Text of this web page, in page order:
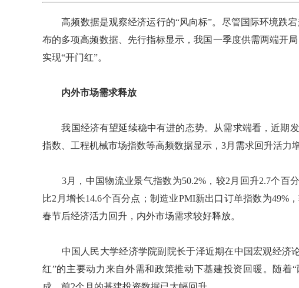
高频数据是观察经济运行的“风向标”。尽管国际环境跌宕
布的多项高频数据、先行指标显示，我国一季度供需两端开
实现“开门红”。
内外市场需求释放
我国经济有望延续稳中有进的态势。从需求端看，近期
指数、工程机械市场指数等高频数据显示，3月需求回升活力增
3月，中国物流业景气指数为50.2%，较2月回升2.7个百
比2月增长14.6个百分点；制造业PMI新出口订单指数为
春节后经济活力回升，内外市场需求较好释放。
中国人民大学经济学院副院长于泽近期在中国宏观经济
红”的主要动力来自外需和政策推动下基建投资回暖。随着